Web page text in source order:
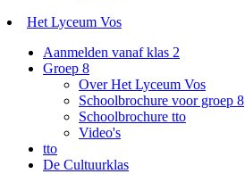
Het Lyceum Vos
Aanmelden vanaf klas 2
Groep 8
Over Het Lyceum Vos
Schoolbrochure voor groep 8
Schoolbrochure tto
Video's
tto
De Cultuurklas